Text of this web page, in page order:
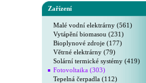
Zařízení
Malé vodní elektrárny (561)
Vytápění biomasou (231)
Bioplynové zdroje (177)
Větrné elektrárny (79)
Solární termické systémy (419)
Fotovoltaika (303)
Tepelná čerpadla (112)